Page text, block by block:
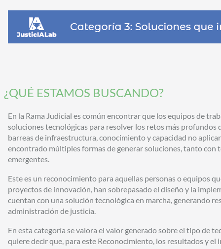
¿QUÉ ESTAMOS BUSCANDO?
En la Rama Judicial es común encontrar que los equipos de
soluciones tecnológicas para resolver los retos más profundos
barreas de infraestructura, conocimiento y capacidad no
encontrado múltiples formas de generar soluciones, tanto con
emergentes.
Este es un reconocimiento para aquellas personas o equipos
proyectos de innovación, han sobrepasado el diseño y la
cuentan con una solución tecnológica en marcha, generando
administración de justicia.
En esta categoría se valora el valor generado sobre el tipo de
quiere decir que, para este Reconocimiento, los resultados y el